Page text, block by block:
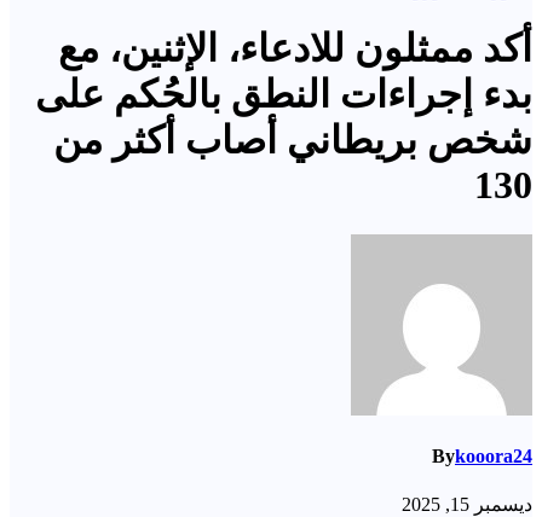
أكد ممثلون للادعاء، الإثنين، مع
بدء إجراءات النطق بالحُكم على
شخص بريطاني أصاب أكثر من
130
Bykooora24
ديسمبر 15, 2025